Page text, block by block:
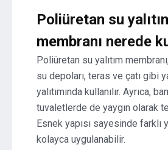
Poliüretan su
membranı nerede
Poliüretan su yalıtım
su depoları, teras ve çatı gibi
yalıtımında kullanılır. Ayrıca,
tuvaletlerde de yaygın olarak
Esnek yapısı sayesinde farklı
kolayca uygulanabilir.